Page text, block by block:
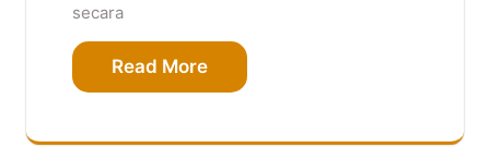
secara
Read More